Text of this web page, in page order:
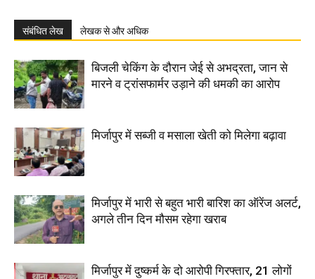
संबंधित लेख लेखक से और अधिक
बिजली चेकिंग के दौरान जेई से अभद्रता, जान से
मारने व ट्रांसफार्मर उड़ाने की धमकी का आरोप
मिर्जापुर में सब्जी व मसाला खेती को मिलेगा बढ़ावा
मिर्जापुर में भारी से बहुत भारी बारिश का ऑरेंज अलर्ट,
अगले तीन दिन मौसम रहेगा खराब
मिर्जापुर में दुष्कर्म के दो आरोपी गिरफ्तार, 21 लोगों